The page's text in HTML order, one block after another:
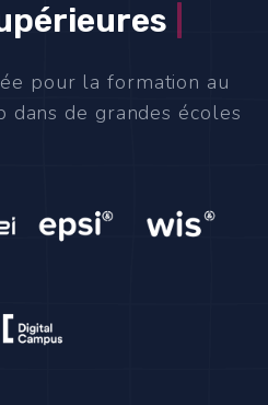
pour la formation au
de grandes écoles